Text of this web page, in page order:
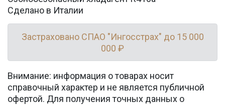
Сделано в Италии
Застраховано СПАО "Ингосстрах" до 15 000
000 ₽
Внимание: информация о товарах носит
справочный характер и не является публичной
офертой. Для получения точных данных о